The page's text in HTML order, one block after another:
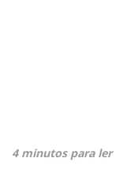
4 minutos para ler